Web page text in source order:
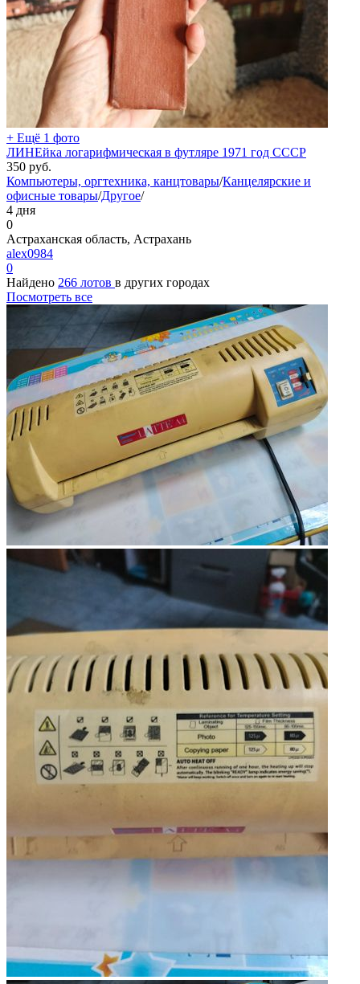
+ Ещё 1 фото
ЛИНЕйка логарифмическая в футляре 1971 год СССР
350 руб.
Компьютеры, оргтехника, канцтовары/Канцелярские и
офисные товары/Другое/
4 дня
0
Астраханская область, Астрахань
alex0984
0
Найдено 266 лотов в других городах
Посмотреть все